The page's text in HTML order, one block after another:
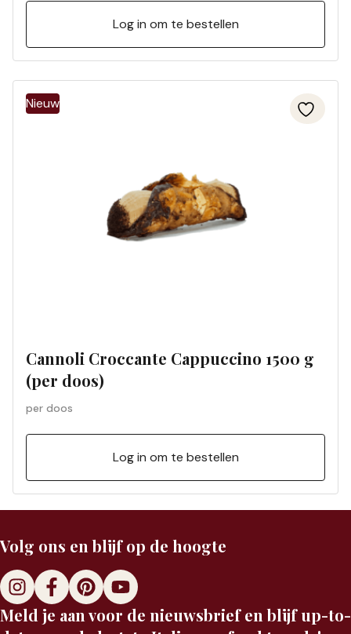
Log in om te bestellen
Cannoli Croccante Cappuccino 1500 g
(per doos)
per doos
Log in om te bestellen
Volg ons en blijf op de hoogte
Meld je aan voor de nieuwsbrief en blijf up-to-